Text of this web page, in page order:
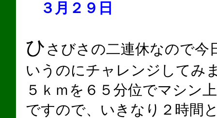
３月２９日
ひ さびさの二連休なので今
いうのにチャレンジしてみ
５ｋｍを６５分位でマシン
ですので、いきなり２時間